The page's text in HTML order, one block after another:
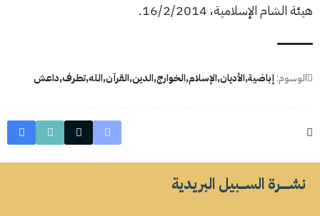
هيئة الشام الإسلامية، 16/2/2014.
الوسوم:إباضيةالأديانالإسلامالخوارجالدينالقرآناللهتطرف داعش
نشــــــرة الســــبيل البريدية